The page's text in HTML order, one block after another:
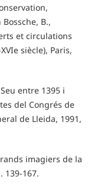
B.,
et circulations
siècle), Paris,
entre 1395 i
del Congrés de
de Lleida, 1991,
imagiers de la
139-167.